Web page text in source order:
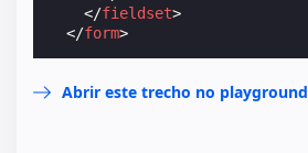
</fieldset>
</form>
Abrir este trecho no playground